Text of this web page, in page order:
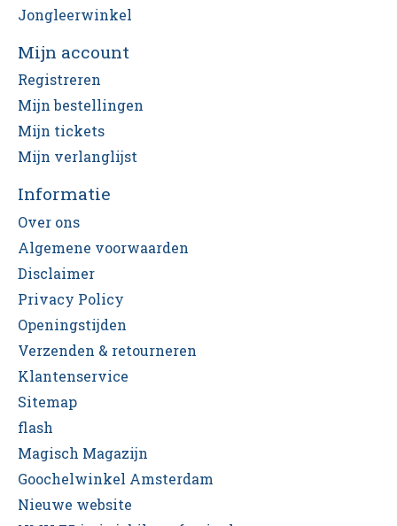
Jongleerwinkel
Mijn account
Registreren
Mijn bestellingen
Mijn tickets
Mijn verlanglijst
Informatie
Over ons
Algemene voorwaarden
Disclaimer
Privacy Policy
Openingstijden
Verzenden & retourneren
Klantenservice
Sitemap
flash
Magisch Magazijn
Goochelwinkel Amsterdam
Nieuwe website